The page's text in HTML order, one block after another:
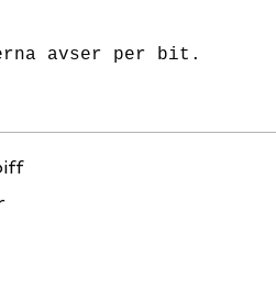
avser per bit.